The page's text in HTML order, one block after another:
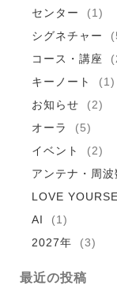
センター
(1)
シグネチャー
コース・講座
キーノート
(1)
お知らせ
(2)
オーラ
(5)
イベント
(2)
アンテナ・周波
LOVE
AI
(1)
2027年
(3)
最近の投稿